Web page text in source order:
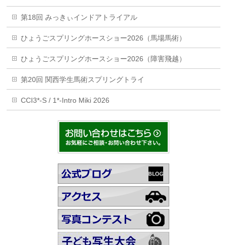
第18回 みっきぃインドアトライアル
ひょうごスプリングホースショー2026（馬場馬術）
ひょうごスプリングホースショー2026（障害飛越）
第20回 関西学生馬術スプリングトライ
CCI3*-S / 1*-Intro Miki 2026